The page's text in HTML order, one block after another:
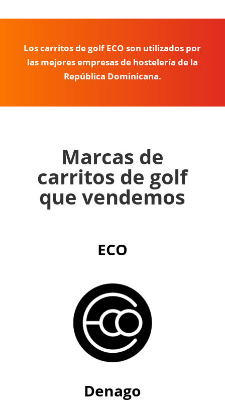
Los carritos de golf ECO son utilizados por
las mejores empresas de hostelería de la
República Dominicana.
Marcas de
carritos de golf
que vendemos
ECO
Denago